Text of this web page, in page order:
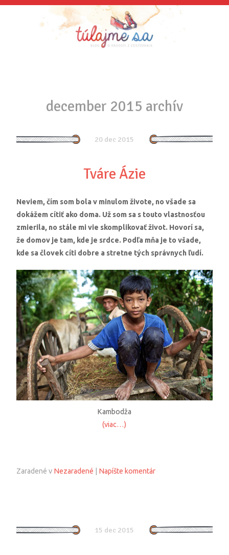
december 2015 archív
20 dec 2015
Tváre Ázie
Neviem, čím som bola v minulom živote, no všade sa
dokážem cítiť ako doma. Už som sa s touto vlastnosťou
zmierila, no stále mi vie skomplikovať život. Hovorí sa,
že domov je tam, kde je srdce. Podľa mňa je to všade,
kde sa človek cíti dobre a stretne tých správnych ľudí.
Kambodža
(viac…)
Zaradené v Nezaradené Napíšte komentár
15 dec 2015